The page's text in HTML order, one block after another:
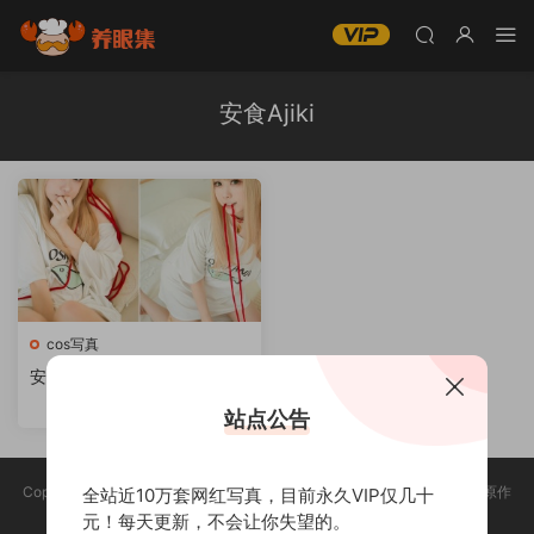
安食Ajiki
cos写真
安食AjikiCos图全部资源[作品
Copyright @ 2025 养眼集 版权声明:本站所有资源均收集于网络，版权归原作
者所有，如有侵权，请联系删除。
站点公告
全站近10万套网红写真，目前永久VIP仅几十
元！每天更新，不会让你失望的。